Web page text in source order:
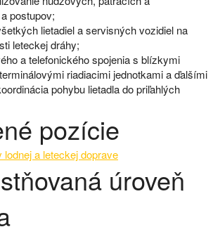
postupov;
lietadiel a servisných vozidiel na
leteckej dráhy;
a telefonického spojenia s blízkymi
riadiacimi jednotkami a ďalšími
pohybu lietadla do priľahlých
pozície
a leteckej doprave
úroveň